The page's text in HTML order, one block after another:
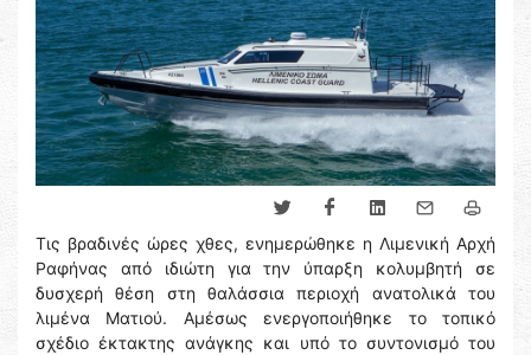
Τις βραδινές ώρες χθες, ενημερώθηκε η Λιμενική Αρχή
Ραφήνας από ιδιώτη για την ύπαρξη κολυμβητή σε
δυσχερή θέση στη θαλάσσια περιοχή ανατολικά του
λιμένα Ματιού. Αμέσως ενεργοποιήθηκε το τοπικό
σχέδιο έκτακτης ανάγκης και υπό το συντονισμό του